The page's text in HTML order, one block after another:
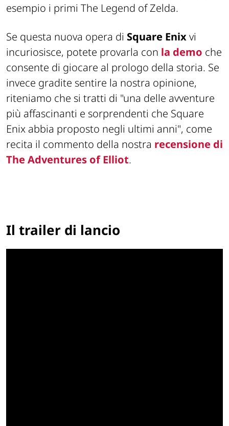
esempio i primi The Legend of Zelda.
Se questa nuova opera di Square Enixvi
incuriosisce, potete provarla con la demo che
consente di giocare al prologo della storia. Se
invece gradite sentire la nostra opinione,
riteniamo che si tratti di "una delle avventure
più affascinanti e sorprendenti che Square
Enix abbia proposto negli ultimi anni", come
recita il commento della nostra recensione di
The Adventures of Elliot.
Il trailer di lancio